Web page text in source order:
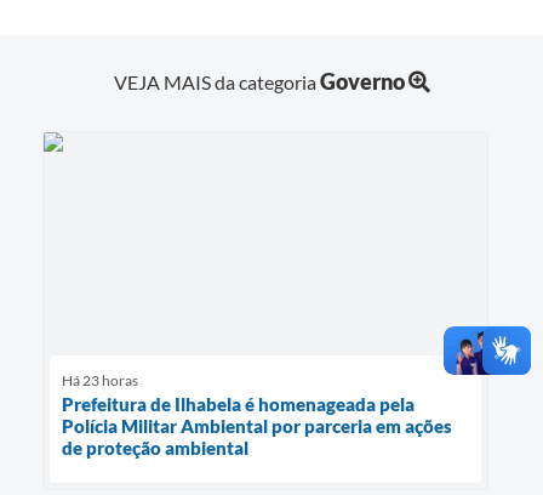
VEJA MAIS da categoriaGoverno
Há 23 horas
Prefeitura de Ilhabela é homenageada pela
Polícia Militar Ambiental por parceria em ações
de proteção ambiental